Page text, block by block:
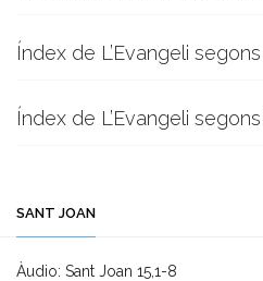
Índex de L’Evangeli
Índex de L’Evangeli
SANT JOAN
Àudio: Sant Joan 15,1-8